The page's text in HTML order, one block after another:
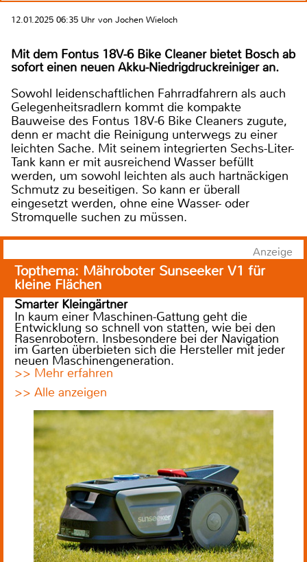
12.01.2025 06:35 Uhr von Jochen Wieloch
Mit dem Fontus 18V-6 Bike Cleaner bietet Bosch ab
sofort einen neuen Akku-Niedrigdruckreiniger an.
Sowohl leidenschaftlichen Fahrradfahrern als auch
Gelegenheitsradlern kommt die kompakte
Bauweise des Fontus 18V-6 Bike Cleaners zugute,
denn er macht die Reinigung unterwegs zu einer
leichten Sache. Mit seinem integrierten Sechs-Liter-
Tank kann er mit ausreichend Wasser befüllt
werden, um sowohl leichten als auch hartnäckigen
Schmutz zu beseitigen. So kann er überall
eingesetzt werden, ohne eine Wasser- oder
Stromquelle suchen zu müssen.
Anzeige
Topthema: Mähroboter Sunseeker V1 für
kleine Flächen
Smarter Kleingärtner
In kaum einer Maschinen-Gattung geht die
Entwicklung so schnell von statten, wie bei den
Rasenrobotern. Insbesondere bei der Navigation
im Garten überbieten sich die Hersteller mit jeder
neuen Maschinengeneration.
>> Mehr erfahren
>> Alle anzeigen